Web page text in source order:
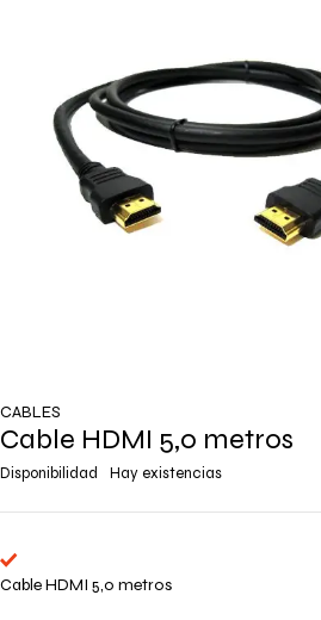
CABLES
Cable HDMI 5,0 metros
Disponibilidad Hay existencias
Cable HDMI 5,0 metros